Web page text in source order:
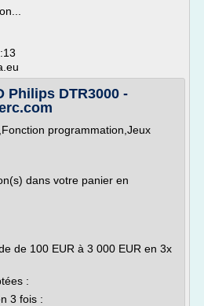
Philips DTR3000 -
programmation,Jeux
dans votre panier en
de 100 EUR à 3 000 EUR en 3x
:
3 fois :